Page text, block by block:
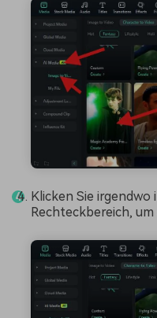
Klicken Sie irgendwo
Rechteckbereich,